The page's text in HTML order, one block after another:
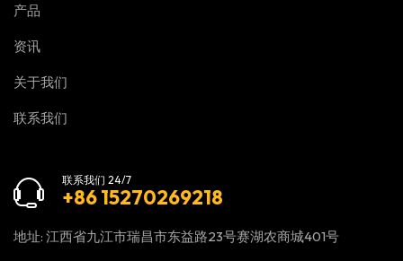
产品
资讯
关于我们
联系我们
联系我们 24/7
+86 15270269218
地址: 江西省九江市瑞昌市东益路23号赛湖农商城401号